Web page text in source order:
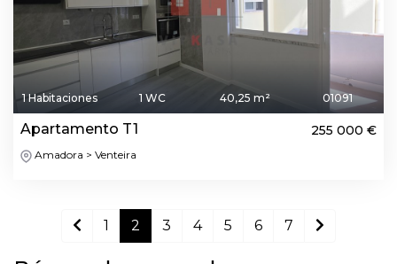
1 Habitaciones 1 WC 40,25 m² 01091
Apartamento T1 255 000 €
Amadora > Venteira
1 2 3 4 5 6 7